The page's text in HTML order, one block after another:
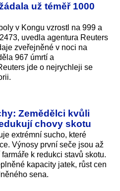
už téměř 1000
v Kongu vzrostl na 999 a
uvedla agentura Reuters
zveřejněné v noci na
967 úmrtí a
jde o nejrychleji se
Zemědělci kvůli
chovy skotu
extrémní sucho, které
Výnosy první seče jsou až
k redukci stavů skotu.
kapacity jatek, růst cen
sena.